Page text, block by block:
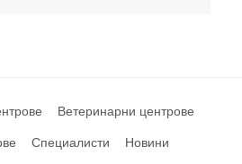
Ветеринарни центрове
Специалисти Новини